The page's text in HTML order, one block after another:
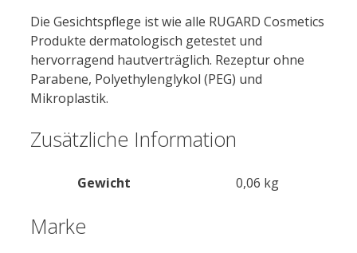
Die Gesichtspflege ist wie alle RUGARD Cosmetics
Produkte dermatologisch getestet und
hervorragend hautverträglich. Rezeptur ohne
Parabene, Polyethylenglykol (PEG) und
Mikroplastik.
Zusätzliche Information
Gewicht 0,06 kg
Marke